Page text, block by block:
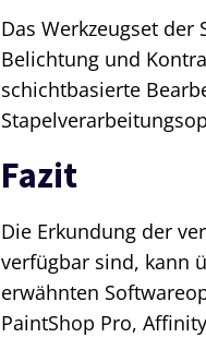
Das Werkzeugset
Belichtung und
schichtbasierte
Fazit
Die Erkundung der
verfügbar sind, kann
erwähnten
PaintShop Pro,